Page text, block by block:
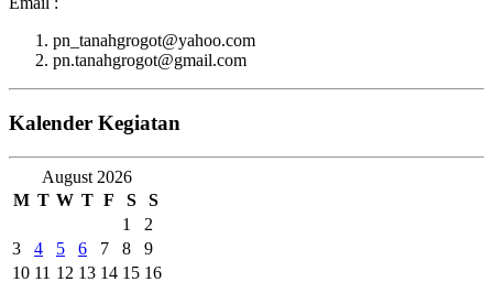
pn_tanahgrogot@yahoo.com
pn.tanahgrogot@gmail.com
Kalender Kegiatan
August 2026
M T W T F S
S
1
2
3
4 5 6 7 8
9
10 11 12 13 14 15 16